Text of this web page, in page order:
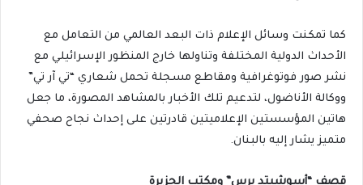
كما تمكنت وسائل الإعلام ذات البعد العالمي من التعامل مع
الأحداث الدولية المختلفة وتناولها خارج المنظور الإسرائيلي مع
نشر صور فوتوغرافية ومقاطع مسجلة تحمل شعاري “تي آر تي”
ووكالة الأناضول، لتدعيم تلك الأخبار بالمشاهد المصورة، ما جعل
هاتين المؤسستين الإعلاميتين قادرتين على إحداث نجاح صحفي
متميز يشار إليه بالبنان.
قصف “أسوشيتد برس” ومكتب الجزيرة